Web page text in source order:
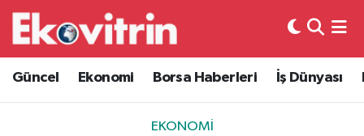
Güncel Ekonomi Borsa Haberleri İş Dünyası
EKONOMI
Güncel
Ekonomi
Hava Durumu
Trafik Durumu